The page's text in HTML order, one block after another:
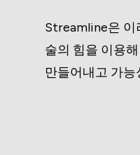
Streamline은 이
술의 힘을 이용
만들어내고 가